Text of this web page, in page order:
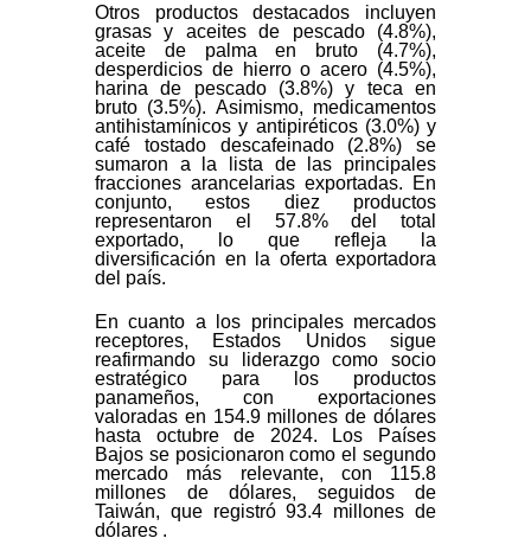
Otros productos destacados incluyen
grasas y aceites de pescado (4.8%),
aceite de palma en bruto (4.7%),
desperdicios de hierro o acero (4.5%),
harina de pescado (3.8%) y teca en
bruto (3.5%). Asimismo, medicamentos
antihistamínicos y antipiréticos (3.0%) y
café tostado descafeinado (2.8%) se
sumaron a la lista de las principales
fracciones arancelarias exportadas. En
conjunto, estos diez productos
representaron el 57.8% del total
exportado, lo que refleja la
diversificación en la oferta exportadora
del país.
En cuanto a los principales mercados
receptores, Estados Unidos sigue
reafirmando su liderazgo como socio
estratégico para los productos
panameños, con exportaciones
valoradas en 154.9 millones de dólares
hasta octubre de 2024. Los Países
Bajos se posicionaron como el segundo
mercado más relevante, con 115.8
millones de dólares, seguidos de
Taiwán, que registró 93.4 millones de
dólares .